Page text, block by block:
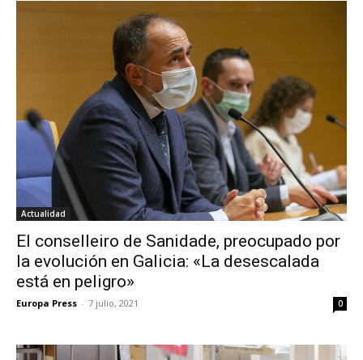
Actualidad
El conselleiro de Sanidade, preocupado por
la evolución en Galicia: «La desescalada
está en peligro»
Europa Press - 7 julio, 2021 0